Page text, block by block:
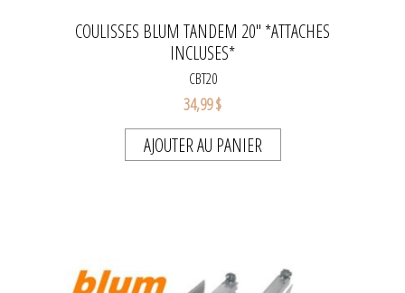
COULISSES BLUM TANDEM 20" *ATTACHES
INCLUSES*
CBT20
34,99 $
AJOUTER AU PANIER